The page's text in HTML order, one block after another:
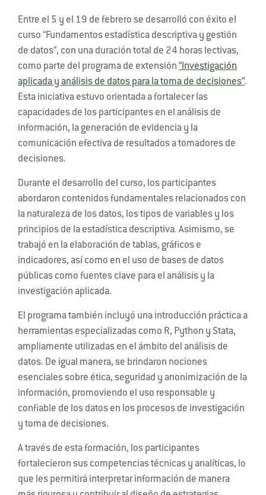
Entre el 5 y el 19 de febrero se desarrolló con éxito el
curso “Fundamentos estadística descriptiva y gestión
de datos”, con una duración total de 24 horas lectivas,
como parte del programa de extensión “Investigación
aplicada y análisis de datos para la toma de decisiones”.
Esta iniciativa estuvo orientada a fortalecer las
capacidades de los participantes en el análisis de
información, la generación de evidencia y la
comunicación efectiva de resultados a tomadores de
decisiones.
Durante el desarrollo del curso, los participantes
abordaron contenidos fundamentales relacionados con
la naturaleza de los datos, los tipos de variables y los
principios de la estadística descriptiva. Asimismo, se
trabajó en la elaboración de tablas, gráficos e
indicadores, así como en el uso de bases de datos
públicas como fuentes clave para el análisis y la
investigación aplicada.
El programa también incluyó una introducción práctica a
herramientas especializadas como R, Python y Stata,
ampliamente utilizadas en el ámbito del análisis de
datos. De igual manera, se brindaron nociones
esenciales sobre ética, seguridad y anonimización de la
información, promoviendo el uso responsable y
confiable de los datos en los procesos de investigación
y toma de decisiones.
A través de esta formación, los participantes
fortalecieron sus competencias técnicas y analíticas, lo
que les permitirá interpretar información de manera